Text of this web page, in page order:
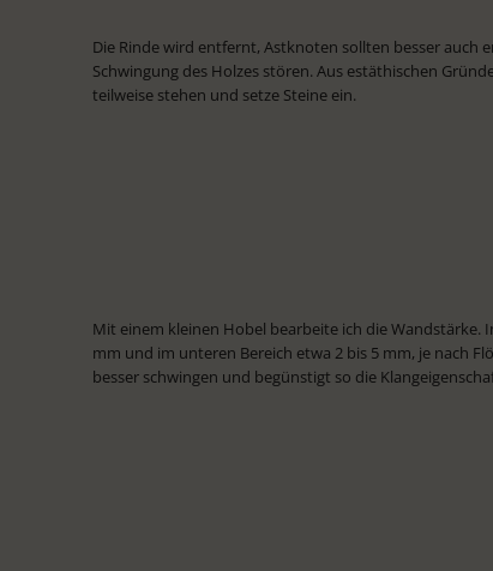
Die Rinde wird entfernt, Astknoten sollten besser auch
Schwingung des Holzes stören. Aus estäthischen
teilweise stehen und setze Steine ein.
Mit einem kleinen Hobel bearbeite ich die Wandstärke.
mm und im unteren Bereich etwa 2 bis 5 mm, je nach
besser schwingen und begünstigt so die